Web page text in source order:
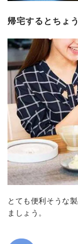
帰宅するとちょ
とても便利そうな
ましょう。